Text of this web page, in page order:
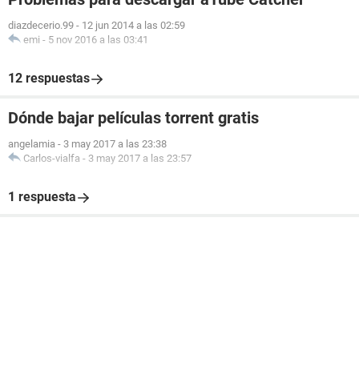
diazdecerio.99 - 12 jun 2014 a las 02:59
emi - 5 nov 2016 a las 03:41
12 respuestas
Dónde bajar películas torrent gratis
angelamia - 3 may 2017 a las 23:38
Carlos-vialfa - 3 may 2017 a las 23:57
1 respuesta